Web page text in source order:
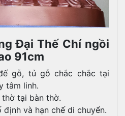
Đại Thế Chí ngồi
91cm
gỗ, tủ gỗ chắc chắc tại
tâm linh.
tại bàn thờ.
định và hạn chế di chuyển.